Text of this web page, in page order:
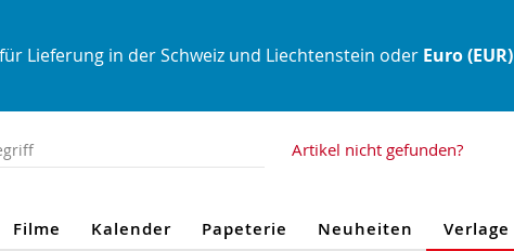
für Lieferung in der Schweiz und Liechtenstein oder Euro (EUR)
Artikel nicht gefunden?
Filme Kalender Papeterie Neuheiten Verlage